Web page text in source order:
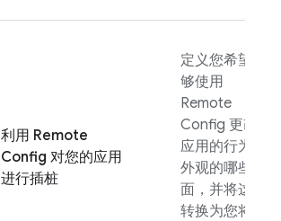
利用 Remote
Config 对您的应用
进行插桩
定义您希望能
够使用
Remote
Config 更改
应用的行为和
外观的哪些方
面，并将这些
转换为您将在